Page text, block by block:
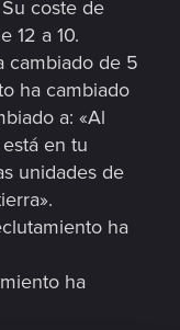
Su coste de
12 a 10.
cambiado de 5
ha cambiado
a: «Al
en tu
unidades de
ha
ha